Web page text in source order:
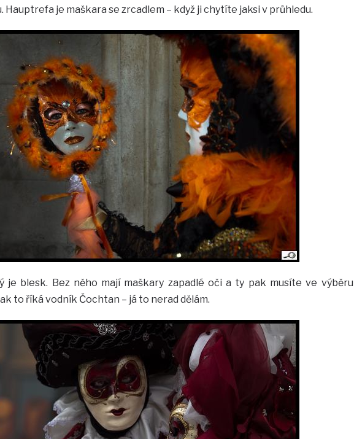
Hauptrefa je maškara se zrcadlem – když ji chytíte jaksi v průhledu.
je blesk. Bez něho mají maškary zapadlé oči a ty pak musíte ve výběru
to říká vodník Čochtan – já to nerad dělám.